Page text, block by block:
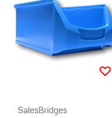
SalesBridges